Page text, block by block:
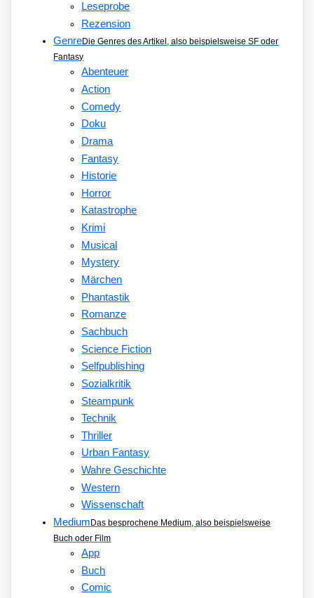
Leseprobe
Rezension
GenreDie Genres des Artikel, also beispielsweise SF oder
Fantasy
Abenteuer
Action
Comedy
Doku
Drama
Fantasy
Historie
Horror
Katastrophe
Krimi
Musical
Mystery
Märchen
Phantastik
Romanze
Sachbuch
Science Fiction
Selfpublishing
Sozialkritik
Steampunk
Technik
Thriller
Urban Fantasy
Wahre Geschichte
Western
Wissenschaft
Medium Das besprochene Medium, also beispielsweise
Buch oder Film
App
Buch
Comic